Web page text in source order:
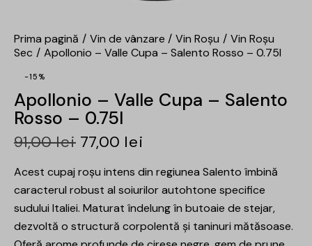
Prima pagină Vin de vânzare Vin Roșu
Vin Roșu
Sec
Apollonio – Valle Cupa – Salento Rosso – 0.75l
-15%
Apollonio – Valle Cupa – Salento
Rosso – 0.75l
91,00lei 77,00 lei
Acest cupaj roșu intens din regiunea Salento îmbină
caracterul robust al soiurilor autohtone specifice
sudului Italiei. Maturat îndelung în butoaie de stejar,
dezvoltă o structură corpolentă și taninuri mătăsoase.